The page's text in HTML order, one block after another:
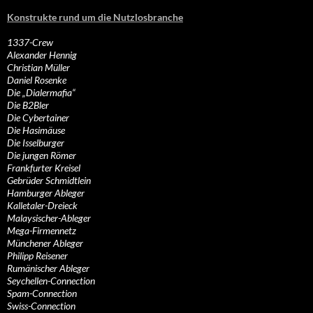
Konstrukte rund um die Nutzlosbranche
1337-Crew
Alexander Hennig
Christian Müller
Daniel Rosenke
Die „Dialermafia“
Die B2Bler
Die Cybertainer
Die Hasimäuse
Die Isselburger
Die jungen Römer
Frankfurter Kreisel
Gebrüder Schmidtlein
Hamburger Ableger
Kalletaler-Dreieck
Malaysischer-Ableger
Mega-Firmennetz
Münchener Ableger
Philipp Reisener
Rumänischer Ableger
Seychellen-Connection
Spam-Connection
Swiss-Connection